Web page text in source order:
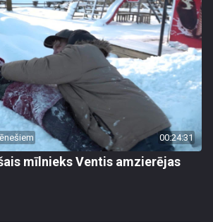
00:24:31
mīlnieks Ventis amzierējas